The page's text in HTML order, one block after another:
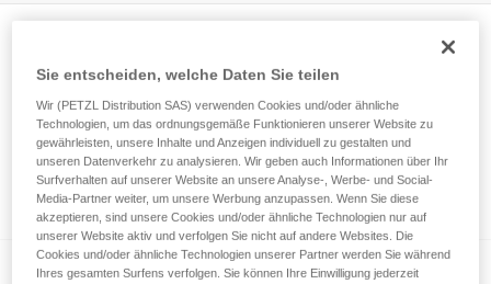
Wichtige Informationen zum Thema
Karabiner
Sie entscheiden, welche Daten Sie teilen
Wir (PETZL Distribution SAS) verwenden Cookies und/oder ähnliche
Technologien, um das ordnungsgemäße Funktionieren unserer Website zu
gewährleisten, unsere Inhalte und Anzeigen individuell zu gestalten und
unseren Datenverkehr zu analysieren. Wir geben auch Informationen über Ihr
Surfverhalten auf unserer Website an unsere Analyse-, Werbe- und Social-
Media-Partner weiter, um unsere Werbung anzupassen. Wenn Sie diese
akzeptieren, sind unsere Cookies und/oder ähnliche Technologien nur auf
unserer Website aktiv und verfolgen Sie nicht auf andere Websites. Die
Cookies und/oder ähnliche Technologien unserer Partner werden Sie während
Ihres gesamten Surfens verfolgen. Sie können Ihre Einwilligung jederzeit